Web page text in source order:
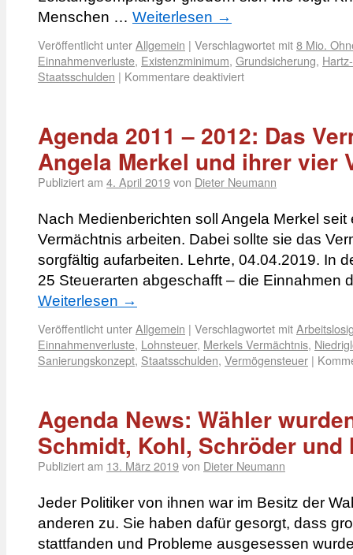
Menschen … Weiterlesen →
Veröffentlicht unterAllgemein | Verschlagwortet mit8 Mio.
Einnahmenverluste, Existenzminimum, Grundsicherung,
Staatsschulden | Kommentare deaktiviert
Agenda 2011 – 2012: Das
Angela Merkel und ihrer vier
Publiziert am 4. April 2019von Dieter Neumann
Nach Medienberichten soll Angela Merkel seit
Vermächtnis arbeiten. Dabei sollte sie das
sorgfältig aufarbeiten. Lehrte, 04.04.2019. In
25 Steuerarten abgeschafft – die Einnahmen
Weiterlesen →
Veröffentlicht unterAllgemein | Verschlagwortet mit
Einnahmenverluste, Lohnsteuer, Merkels Vermächtnis,
Sanierungskonzept, Staatsschulden, Vermögensteuer |
Agenda News: Wähler
Schmidt, Kohl, Schröder
Publiziert am 13. März 2019von Dieter Neumann
Jeder Politiker von ihnen war im Besitz der
anderen zu. Sie haben dafür gesorgt, dass
stattfanden und Probleme ausgesessen